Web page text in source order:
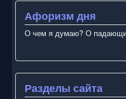
Афоризм дня
О чем я думаю? О
Разделы сайта